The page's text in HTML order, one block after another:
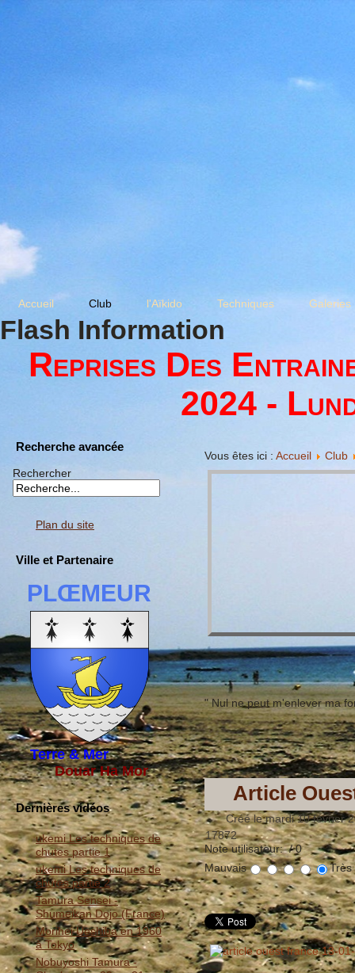
Accueil Club l'Aïkido Techniques Galeries
Flash Information
Reprises Des
2024 -
Recherche avancée
Rechercher
Plan du site
Ville et Partenaire
PLŒMEUR
Terre & Mer
Douar Ha Mor
Dernières vidéos
ukemi Les techniques de
chutes partie 1
ukemi Les techniques de
chutes partie 2
Tamura Sensei -
Shumeikan Dojo (France)
Morihei Ueshiba en 1960
à Tokyo
Nobuyoshi Tamura -
Vous êtes ici : Accueil Club
" Nul ne peut m'enlever ma
Article
Créé le mardi 10 février
17872
Note utilisateur:/ 0
Mauvais